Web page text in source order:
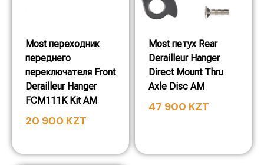
Most переходник
переднего
переключателя Front
Derailleur Hanger
FCM111K Kit AM
20 900 KZT
Most петух Rear
Derailleur Hanger
Direct Mount Thru
Axle Disc AM
47 900 KZT